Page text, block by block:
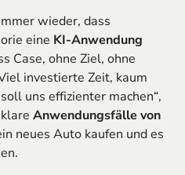
wieder, dass
eine KI-Anwendung
Case, ohne Ziel, ohne
investierte Zeit, kaum
uns effizienter machen“,
Anwendungsfälle von
neues Auto kaufen und es